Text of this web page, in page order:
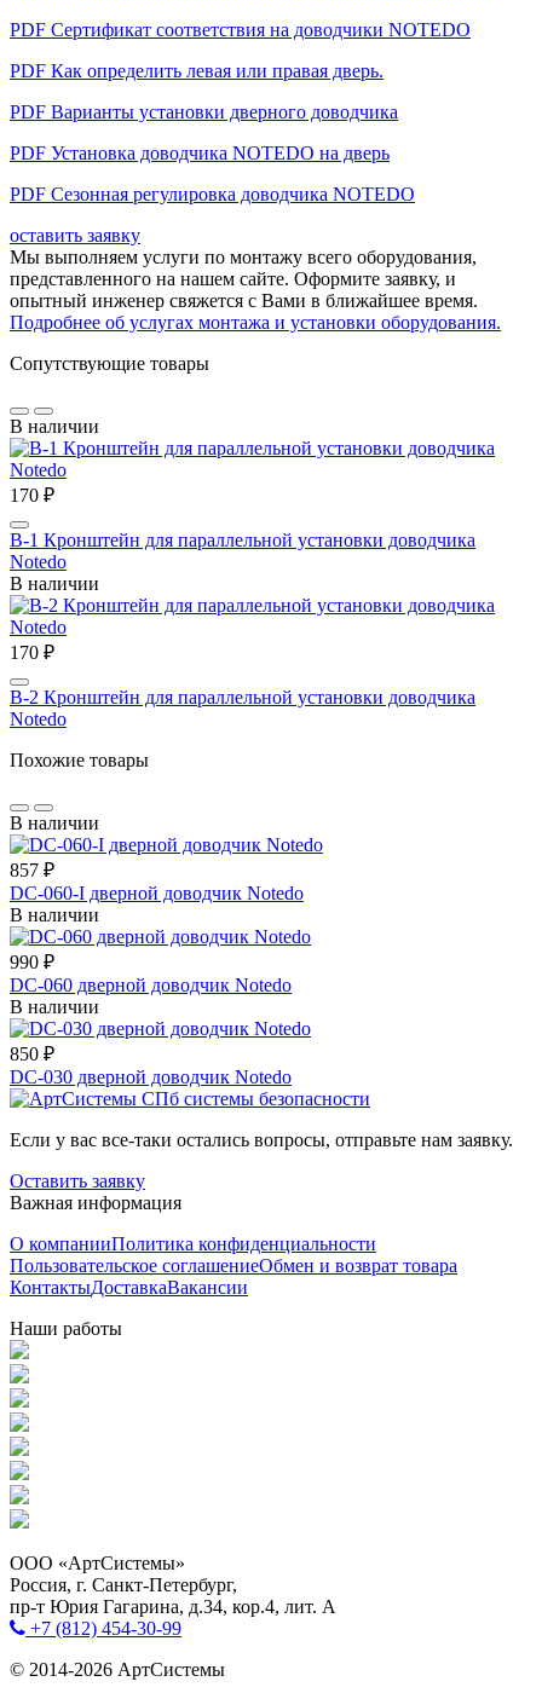
PDF Сертификат соответствия на доводчики NOTEDO
PDF Как определить левая или правая дверь.
PDF Варианты установки дверного доводчика
PDF Установка доводчика NOTEDO на дверь
PDF Сезонная регулировка доводчика NOTEDO
оставить заявку
Мы выполняем услуги по монтажу всего оборудования,
представленного на нашем сайте. Оформите заявку, и
опытный инженер свяжется с Вами в ближайшее время.
Подробнее об услугах монтажа и установки оборудования.
Сопутствующие товары
В наличии
170 ₽
B-1 Кронштейн для параллельной установки доводчика
Notedo
В наличии
170 ₽
B-2 Кронштейн для параллельной установки доводчика
Notedo
Похожие товары
В наличии
857 ₽
DC-060-I дверной доводчик Notedo
В наличии
990 ₽
DC-060 дверной доводчик Notedo
В наличии
850 ₽
DC-030 дверной доводчик Notedo
Если у вас все-таки остались вопросы, отправьте нам заявку.
Оставить заявку
Важная информация
О компанииПолитика конфиденциальности
Пользовательское соглашениеОбмен и возврат товара
КонтактыДоставкаВакансии
Наши работы
ООО «АртСистемы»
Россия, г. Санкт-Петербург,
пр-т Юрия Гагарина, д.34, кор.4, лит. А
+7 (812) 454-30-99
© 2014-2026 АртСистемы